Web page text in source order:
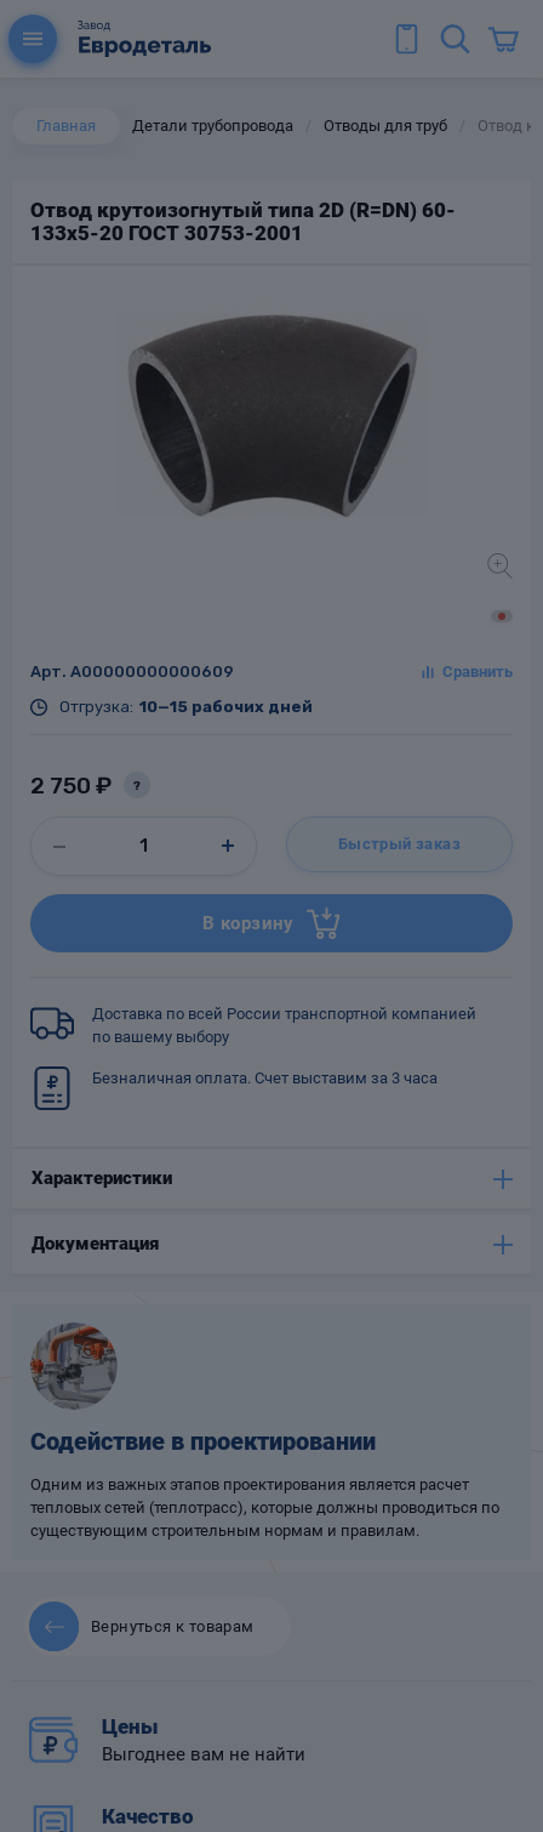
Главная Детали трубопровода Отводы для труб Отвод
Отвод крутоизогнутый типа 2D (R=DN) 60-
133х5-20 ГОСТ 30753-2001
Арт. A00000000000609
Отгрузка: 10—15 рабочих дней
2 750 ₽ ?
Быстрый заказ
В корзину
Доставка по всей России транспортной компанией
по вашему выбору
Безналичная оплата. Счет выставим за 3 часа
Характеристики
Документация
Содействие в проектировании
Одним из важных этапов проектирования является расчет
тепловых сетей (теплотрасс), которые должны проводиться по
существующим строительным нормам и правилам.
Вернуться к товарам
Цены
Выгоднее вам не найти
Качество
для труб
Тройники стальные
для
труб
Заглушки для труб
стальные
трубопроводов